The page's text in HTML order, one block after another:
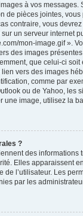
à vos messages.
de pièces jointes,
contraire, vous
un serveur internet
mon-image.gif ».
des images
que celui-ci soit
vers des images
comme par
ou de Yahoo, les
une image, utilisez la
?
des informations
Elles apparaissent
de l’utilisateur. Les
par les